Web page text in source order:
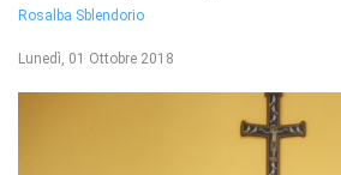
Rosalba Sblendorio
Lunedì, 01 Ottobre 2018